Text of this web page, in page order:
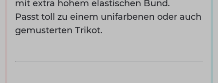
mit extra hohem elastischen Bund.
Passt toll zu einem unifarbenen oder auch
gemusterten Trikot.